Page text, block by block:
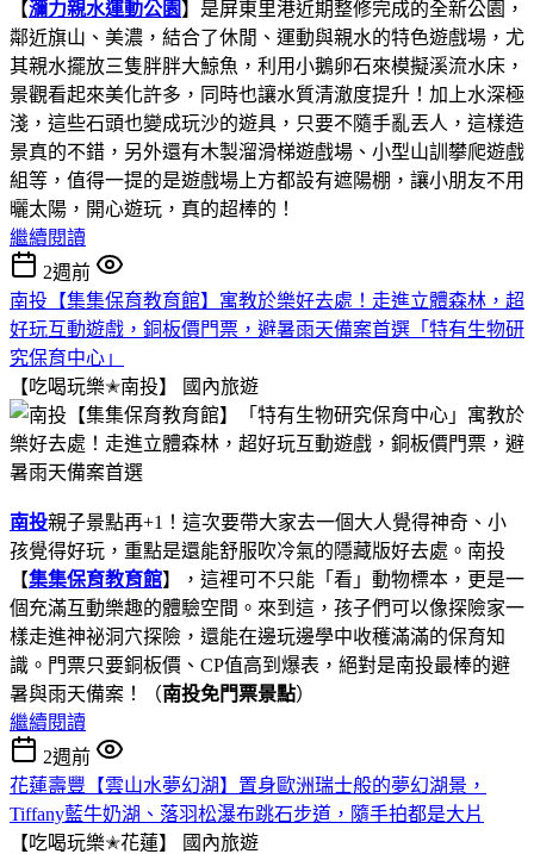
【瀰力親水運動公園】是屏東里港近期整修完成的全新公園，
鄰近旗山、美濃，結合了休閒、運動與親水的特色遊戲場，尤
其親水擺放三隻胖胖大鯨魚，利用小鵝卵石來模擬溪流水床，
景觀看起來美化許多，同時也讓水質清澈度提升！加上水深極
淺，這些石頭也變成玩沙的遊具，只要不隨手亂丟人，這樣造
景真的不錯，另外還有木製溜滑梯遊戲場、小型山訓攀爬遊戲
組等，值得一提的是遊戲場上方都設有遮陽棚，讓小朋友不用
曬太陽，開心遊玩，真的超棒的！
繼續閱讀
2週前
南投【集集保育教育館】寓教於樂好去處！走進立體森林，超
好玩互動遊戲，銅板價門票，避暑雨天備案首選「特有生物研
究保育中心」
【吃喝玩樂✭南投】
國內旅遊
南投親子景點再+1！這次要帶大家去一個大人覺得神奇、小
孩覺得好玩，重點是還能舒服吹冷氣的隱藏版好去處。南投
【集集保育教育館】，這裡可不只能「看」動物標本，更是一
個充滿互動樂趣的體驗空間。來到這，孩子們可以像探險家一
樣走進神祕洞穴探險，還能在邊玩邊學中收穫滿滿的保育知
識。門票只要銅板價、CP值高到爆表，絕對是南投最棒的避
暑與雨天備案！（南投免門票景點）
繼續閱讀
2週前
花蓮壽豐【雲山水夢幻湖】置身歐洲瑞士般的夢幻湖景，
Tiffany藍牛奶湖、落羽松瀑布跳石步道，隨手拍都是大片
【吃喝玩樂✭花蓮】
國內旅遊